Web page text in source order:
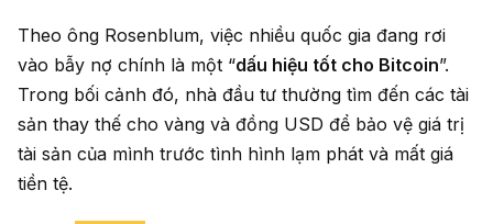
Theo ông Rosenblum, việc nhiều quốc gia đang rơi
vào bẫy nợ chính là một “dấu hiệu tốt cho Bitcoin”.
Trong bối cảnh đó, nhà đầu tư thường tìm đến các tài
sản thay thế cho vàng và đồng USD để bảo vệ giá trị
tài sản của mình trước tình hình lạm phát và mất giá
tiền tệ.